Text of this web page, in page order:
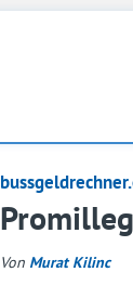
Von Murat Kilinc